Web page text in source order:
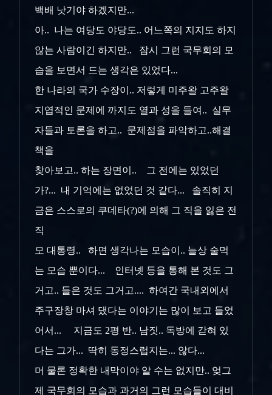
백배 낫기야 하겠지만...
아.. 나는 여당도 야당도.. 어느쪽의 지지도 하지
않는 사람이긴 하지만.. 잠시 그런 국무회의 모
습을 보면서 드는 생각은 있었다...
한 나라의 국가 수장이.. 저렇게 미주왈 고주왈
지엽적인 문제에 까지도 열과 성을 들여.. 실무
자들과 토론을 하고.. 문제점을 파악하고..해결
책을
찾아보고.. 하는 장면이.. 그 전에는 있었던
가?... 내 기억에는 없었던 것 같다... 솔직히 지
금은 스스로의 쿠데타(?)에 의해 그 직을 잃은 전
직
모 대통령.. 하면 생각나는 모습이.. 늘상 술먹
는 모습 뿐이다... 인터넷 등을 통해 본 것도 그
거고.. 들은 것도 그거고.... 하여간 국내외에서
주구장창 마셔 댔다는 이야기는 많이 보고 들었
어서... 지금도 2평 반.. 남짓.. 독방에 갇혀 있
다는 그가... 딱히 동정스럽지는... 않다...
머 물론 정확한 내막이야 알 수는 없지만.. 엊그
제 국무회의 모습과 과거의 그런 모습들이 대비